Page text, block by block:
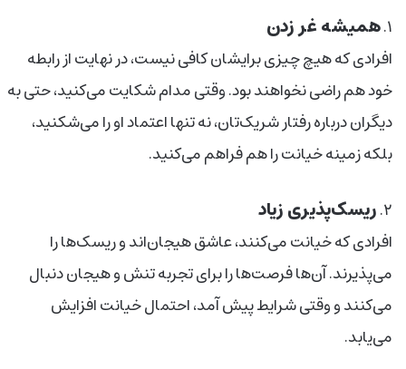
۱. همیشه غر زدن
افرادی که هیچ چیزی برایشان کافی نیست، در نهایت از رابطه
خود هم راضی نخواهند بود. وقتی مدام شکایت می‌کنید، حتی به
دیگران درباره رفتار شریک‌تان، نه تنها اعتماد او را می‌شکنید،
بلکه زمینه خیانت را هم فراهم می‌کنید.
۲. ریسک‌پذیری زیاد
افرادی که خیانت می‌کنند، عاشق هیجان‌اند و ریسک‌ها را
می‌پذیرند. آن‌ها فرصت‌ها را برای تجربه تنش و هیجان دنبال
می‌کنند و وقتی شرایط پیش آمد، احتمال خیانت افزایش
می‌یابد.